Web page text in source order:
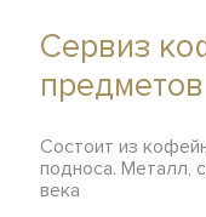
Сервиз
предметов
Состоит из
подноса. Металл,
века